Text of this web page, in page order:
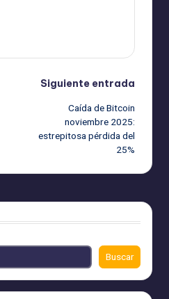
Siguiente entrada
Caída de Bitcoin
noviembre 2025:
estrepitosa pérdida del
25%
Buscar